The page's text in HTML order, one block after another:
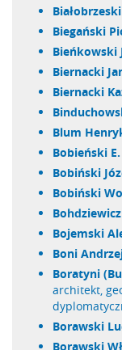
Biegański
Bieńkowski
Biernacki
Biernacki
Blum
Bobieński E.
Bobiński
Bobiński
Bojemski
Boni
Boratyni
architekt,
Borawski
Borawski